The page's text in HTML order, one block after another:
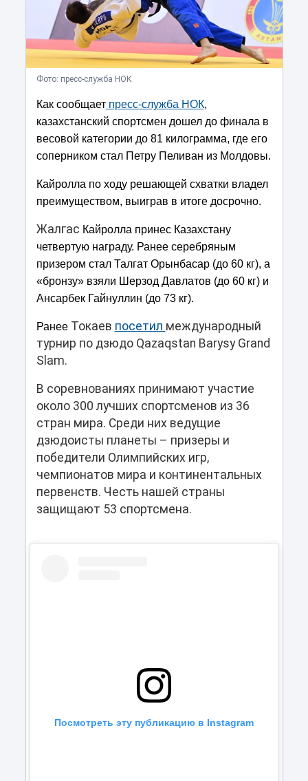
Фото: пресс-служба НОК
Как сообщаетпресс-служба НОК,
казахстанский спортсмен дошел до финала в
весовой категории до 81 килограмма, где его
соперником стал Петру Пеливан из Молдовы.
Кайролла по ходу решающей схватки владел
преимуществом, выиграв в итоге досрочно.
Жалгас Кайролла принес Казахстану
четвертую награду. Ранее серебряным
призером стал Талгат Орынбасар (до 60 кг), а
«бронзу» взяли Шерзод Давлатов (до 60 кг) и
Ансарбек Гайнуллин (до 73 кг).
Ранее Токаев посетил международный
турнир по дзюдо Qazaqstan Barysy Grand
Slam.
В соревнованиях принимают участие
около 300 лучших спортсменов из 36
стран мира. Среди них ведущие
дзюдоисты планеты – призеры и
победители Олимпийских игр,
чемпионатов мира и континентальных
первенств. Честь нашей страны
защищают 53 спортсмена.
Посмотреть эту публикацию в Instagram